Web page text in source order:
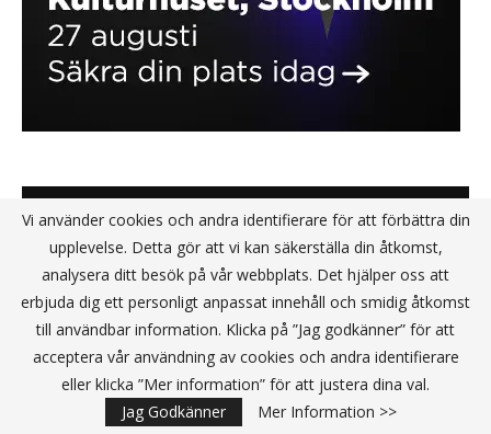
Vi använder cookies och andra identifierare för att förbättra din
upplevelse. Detta gör att vi kan säkerställa din åtkomst,
analysera ditt besök på vår webbplats. Det hjälper oss att
erbjuda dig ett personligt anpassat innehåll och smidig åtkomst
till användbar information. Klicka på ”Jag godkänner” för att
acceptera vår användning av cookies och andra identifierare
eller klicka ”Mer information” för att justera dina val.
Jag Godkänner
Mer Information >>